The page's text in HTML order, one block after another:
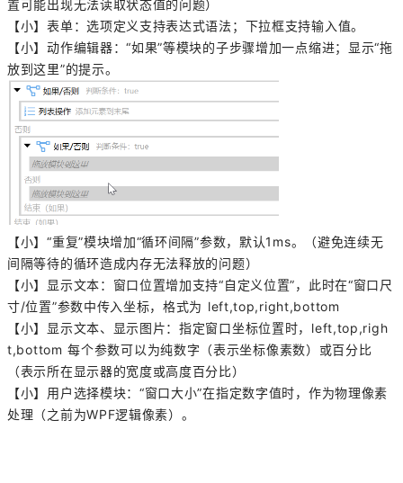
置可能出现无法读取状态值的问题）
【小】表单：选项定义支持表达式语法；下拉框支持输入值。
【小】动作编辑器：“如果”等模块的子步骤增加一点缩进；显示“拖
放到这里”的提示。
【小】“重复”模块增加“循环间隔”参数，默认1ms。（避免连续无
间隔等待的循环造成内存无法释放的问题）
【小】显示文本：窗口位置增加支持“自定义位置”，此时在“窗口尺
寸/位置”参数中传入坐标，格式为 left,top,right,bottom
【小】显示文本、显示图片：指定窗口坐标位置时， left,top,righ
t,bottom每个参数可以为纯数字（表示坐标像素数）或百分比
（表示所在显示器的宽度或高度百分比）
【小】用户选择模块：“窗口大小”在指定数字值时，作为物理像素
处理（之前为WPF逻辑像素）。